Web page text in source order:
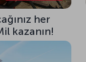
her
kazanın!